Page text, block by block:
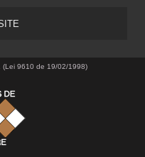
(Lei 9610 de 19/02/1998)